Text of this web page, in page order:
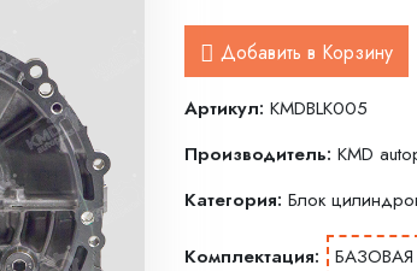
Добавить в Корзину
Артикул: KMDBLK005
Производитель: KMD
Категория: Блок
Комплектация: БАЗОВАЯ